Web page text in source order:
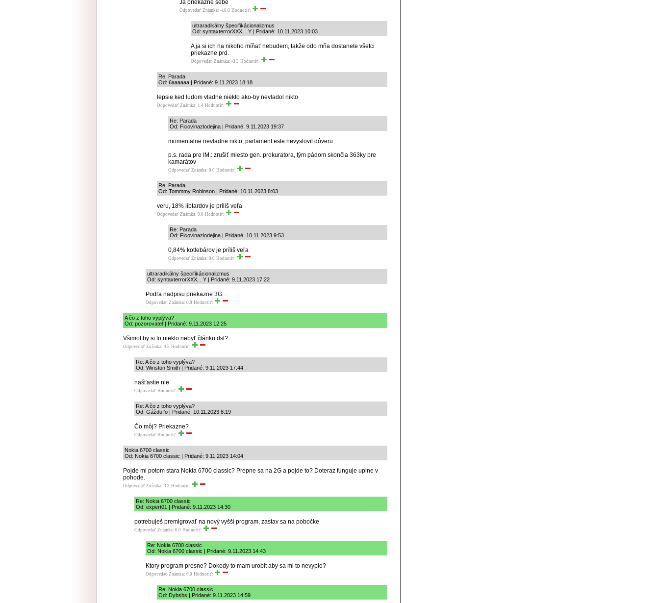
Ja priekazne sebe
Odpovedať Známka: -10.0 Hodnotiť:
ultraradikálny špecifikácionalizmus
Od: syntaxterrorXXX, . Y | Pridané: 10.11.2023 10:03
A ja si ich na nikoho míňať nebudem, takže odo mňa dostanete všetci
priekazne prd.
Odpovedať Známka: -3.3 Hodnotiť:
Re: Parada
Od: 6aaaaaa | Pridané: 9.11.2023 18:18
lepsie ked ludom vladne niekto ako-by nevladol nikto
Odpovedať Známka: 1.4 Hodnotiť:
Re: Parada
Od: Ficovinazlodejina | Pridané: 9.11.2023 19:37
momentalne nevladne nikto, parlament este nevyslovil dôveru
p.s. rada pre IM.: zrušiť miesto gen. prokuratora, tým pádom skončia 363ky pre
kamarátov
Odpovedať Známka: 0.0 Hodnotiť:
Re: Parada
Od: Tommmy Robinson | Pridané: 10.11.2023 8:03
veru, 18% libtardov je príliš veľa
Odpovedať Známka: 0.0 Hodnotiť:
Re: Parada
Od: Ficovinazlodejina | Pridané: 10.11.2023 9:53
0,84% kotlebárov je príliš veľa
Odpovedať Známka: 0.0 Hodnotiť:
ultraradikálny špecifikácionalizmus
Od: syntaxterrorXXX, . Y | Pridané: 9.11.2023 17:22
Podľa nadpisu priekazne 3G.
Odpovedať Známka: 0.0 Hodnotiť:
A čo z toho vyplýva?
Od: pozorovateľ | Pridané: 9.11.2023 12:25
Všimol by si to niekto nebyť článku dsl?
Odpovedať Známka: 4.5 Hodnotiť:
Re: A čo z toho vyplýva?
Od: Winston Smith | Pridané: 9.11.2023 17:44
našťastie nie
Odpovedať Hodnotiť:
Re: A čo z toho vyplýva?
Od: GážduI'o | Pridané: 10.11.2023 8:19
Čo môj? Priekazne?
Odpovedať Hodnotiť:
Nokia 6700 classic
Od: Nokia 6700 classic | Pridané: 9.11.2023 14:04
Pojde mi potom stara Nokia 6700 classic? Prepne sa na 2G a pojde to? Doteraz funguje uplne v
pohode.
Odpovedať Známka: 3.3 Hodnotiť:
Re: Nokia 6700 classic
Od: expert01 | Pridané: 9.11.2023 14:30
potrebuješ premigrovať na nový vyšší program, zastav sa na pobočke
Odpovedať Známka: 6.0 Hodnotiť:
Re: Nokia 6700 classic
Od: Nokia 6700 classic | Pridané: 9.11.2023 14:43
Ktory program presne? Dokedy to mam urobit aby sa mi to nevyplo?
Odpovedať Známka: 6.0 Hodnotiť:
Re: Nokia 6700 classic
Od: Dybsbs | Pridané: 9.11.2023 14:59